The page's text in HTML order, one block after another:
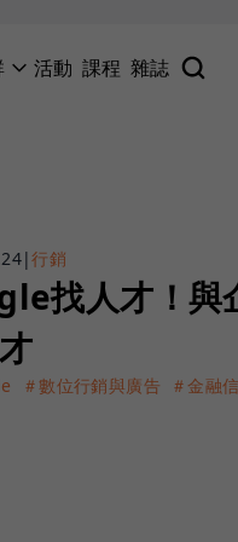
活動 課程 雜誌
|行銷
找人才！與
＃數位行銷與廣告 ＃金融